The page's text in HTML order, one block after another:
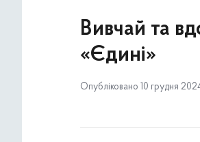
Вивчай та
«Єдині»
Опубліковано 10 грудня